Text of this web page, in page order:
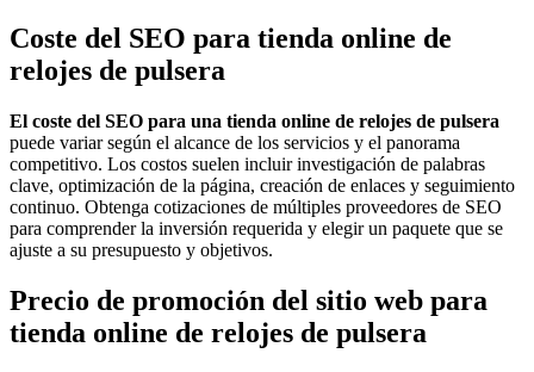
Coste del SEO para tienda online de
relojes de pulsera
El coste del SEO para una tienda online de relojes de pulsera
puede variar según el alcance de los servicios y el panorama
competitivo. Los costos suelen incluir investigación de palabras
clave, optimización de la página, creación de enlaces y seguimiento
continuo. Obtenga cotizaciones de múltiples proveedores de SEO
para comprender la inversión requerida y elegir un paquete que se
ajuste a su presupuesto y objetivos.
Precio de promoción del sitio web para
tienda online de relojes de pulsera